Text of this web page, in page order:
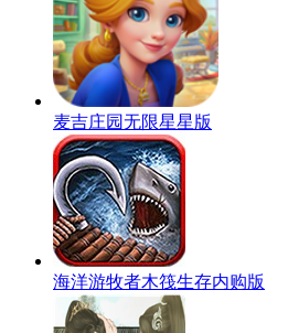
麦吉庄园无限星星版
海洋游牧者木筏生存内购版